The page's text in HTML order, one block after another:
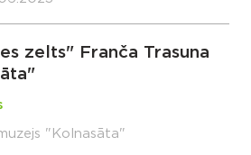
zelts" Franča Trasuna
"Kolnasāta"